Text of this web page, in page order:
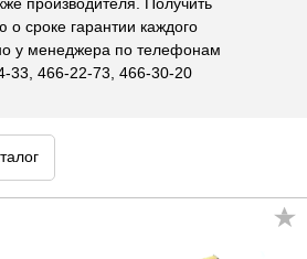
сроке гарантии каждого
у менеджера по телефонам
33, 466-22-73, 466-30-20